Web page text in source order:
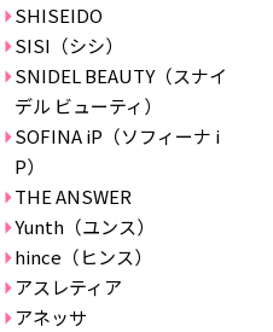
SHISEIDO
SISI（シシ）
SNIDEL BEAUTY（スナイ
デル ビューティ）
SOFINA iP（ソフィーナ i
P）
THE ANSWER
Yunth（ユンス）
hince（ヒンス）
アスレティア
アネッサ